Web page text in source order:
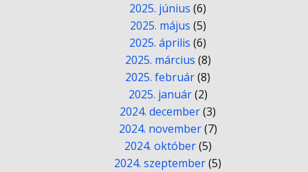
2025. június (6)
2025. május (5)
2025. április (6)
2025. március (8)
2025. február(8)
2025. január(2)
2024. december(3)
2024. november(7)
2024. október(5)
2024. szeptember(5)